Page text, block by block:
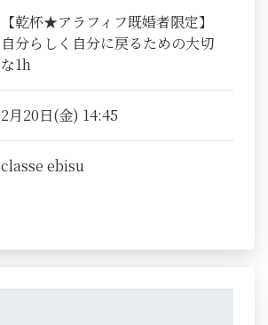
【乾杯★アラフィフ既婚者限定】
自分らしく自分に戻るための大切
な1h
2月20日(金) 14:45
classe ebisu